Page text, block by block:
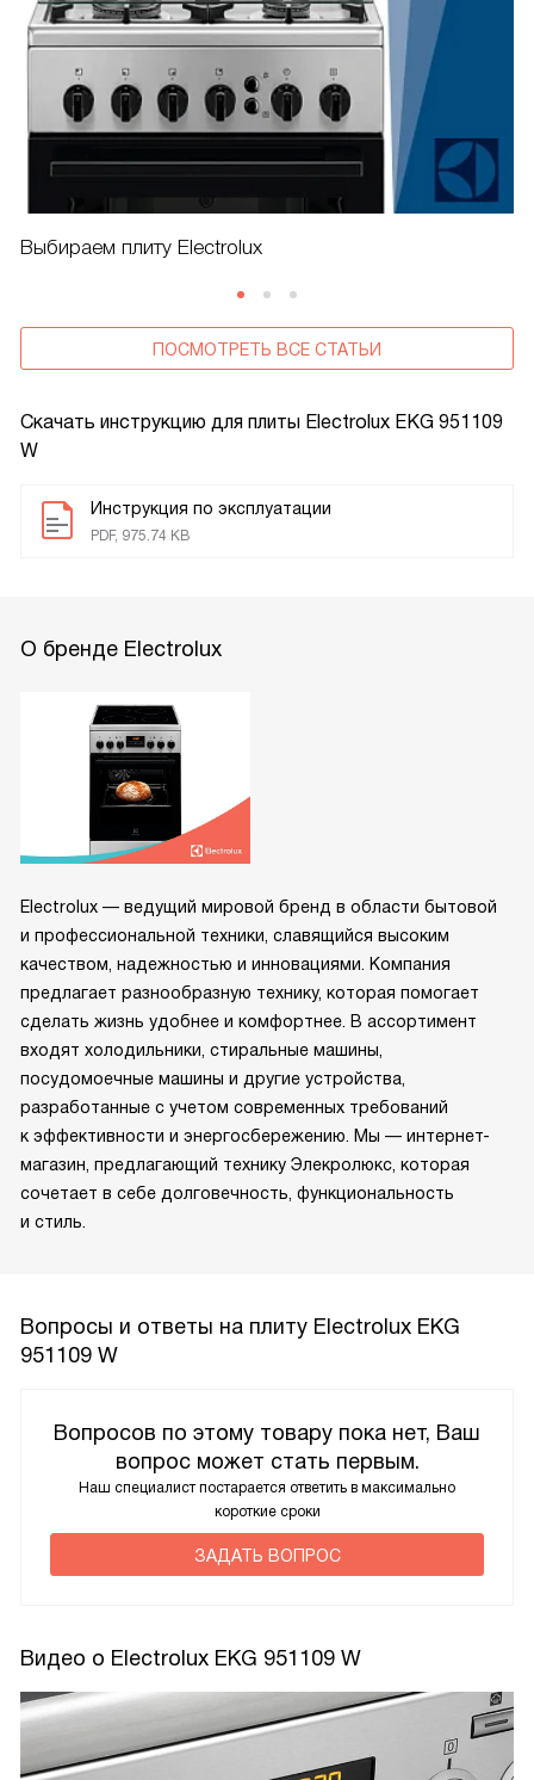
Скачать инструкцию для плиты Electrolux EKG 951109
W
Инструкция по эксплуатации
PDF, 975.74 KB
Выбираем плиту Electrolux
ПОСМОТРЕТЬ ВСЕ СТАТЬИ
О бренде Electrolux
Electrolux — ведущий мировой бренд в области бытовой
и профессиональной техники, славящийся высоким
качеством, надежностью и инновациями. Компания
предлагает разнообразную технику, которая помогает
сделать жизнь удобнее и комфортнее. В ассортимент
входят холодильники, стиральные машины,
посудомоечные машины и другие устройства,
разработанные с учетом современных требований
к эффективности и энергосбережению. Мы — интернет-
магазин, предлагающий технику Элекролюкс, которая
сочетает в себе долговечность, функциональность
и стиль.
Вопросы и ответы на плиту Electrolux EKG
951109 W
Вопросов по этому товару пока нет, Ваш
вопрос может стать первым.
Наш специалист постарается ответить в максимально
короткие сроки
ЗАДАТЬ ВОПРОС
Видео о Electrolux EKG 951109 W